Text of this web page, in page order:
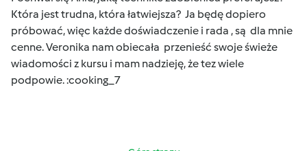
Która jest trudna, która łatwiejsza? Ja będę dopiero
próbować, więc każde doświadczenie i rada , są dla mnie
cenne. Veronika nam obiecała przenieść swoje świeże
wiadomości z kursu i mam nadzieję, że tez wiele
podpowie. :cooking_7